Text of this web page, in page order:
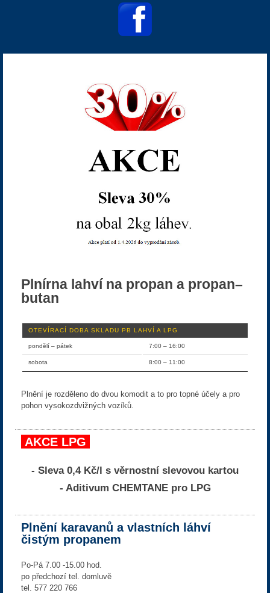
Plnírna lahví na propan a propan–
butan
OTEVÍRACÍ DOBA SKLADU PB LAHVÍ A LPG
pondělí – pátek 7:00 – 16:00
sobota 8:00 – 11:00
Plnění je rozděleno do dvou komodit a to pro topné účely a pro
pohon vysokozdvižných vozíků.
AKCE LPG
- Sleva 0,4 Kč/l s věrnostní slevovou kartou
- Aditivum CHEMTANE pro LPG
Plnění karavanů a vlastních láhví
čistým propanem
Po-Pá 7.00 -15.00 hod.
po předchozí tel. domluvě
tel. 577 220 766